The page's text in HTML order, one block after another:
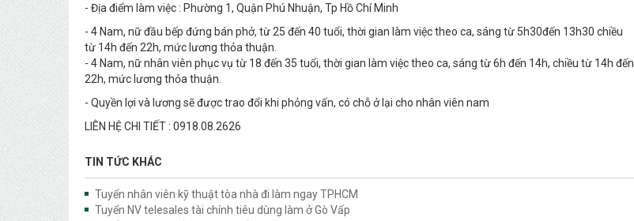
- Địa điểm làm việc : Phường 1, Quận Phú Nhuận, Tp Hồ Chí Minh
- 4 Nam, nữ đầu bếp đứng bán phở, từ 25 đến 40 tuổi, thời gian làm việc theo ca, sáng từ 5h30đến 13h30 chiều
từ 14h đến 22h, mức lương thỏa thuận.
- 4 Nam, nữ nhân viên phục vụ từ 18 đến 35 tuổi, thời gian làm việc theo ca, sáng từ 6h đến 14h, chiều từ 14h đến
22h, mức lương thỏa thuận.
- Quyền lợi và lương sẽ được trao đổi khi phỏng vấn, có chỗ ở lại cho nhân viên nam
LIÊN HỆ CHI TIẾT : 0918.08.2626
TIN TỨC KHÁC
Tuyển nhân viên kỹ thuật tòa nhà đi làm ngay TPHCM
Tuyển NV telesales tài chính tiêu dùng làm ở Gò Vấp